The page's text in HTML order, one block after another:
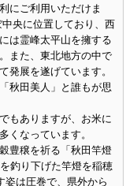
にご利用いただけま
央に位置しており、西
は霊峰太平山を擁する
また、東北地方の中で
発展を遂げています。
秋田美人」と誰もが思
もありますが、お米に
くなっています。
豊穣を祈る「秋田竿燈
釣り下げた竿燈を稲穂
姿は圧巻で、県外から